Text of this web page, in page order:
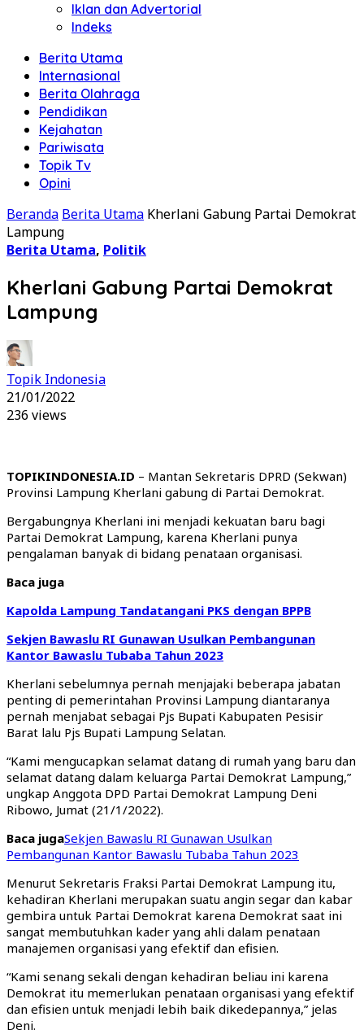
Iklan dan Advertorial
Indeks
Berita Utama
Internasional
Berita Olahraga
Pendidikan
Kejahatan
Pariwisata
Topik Tv
Opini
Beranda Berita Utama Kherlani Gabung Partai Demokrat
Lampung
Berita Utama, Politik
Kherlani Gabung Partai Demokrat
Lampung
Topik Indonesia
21/01/2022
236 views
TOPIKINDONESIA.ID – Mantan Sekretaris DPRD (Sekwan)
Provinsi Lampung Kherlani gabung di Partai Demokrat.
Bergabungnya Kherlani ini menjadi kekuatan baru bagi
Partai Demokrat Lampung, karena Kherlani punya
pengalaman banyak di bidang penataan organisasi.
Baca juga
Kapolda Lampung Tandatangani PKS dengan BPPB
Sekjen Bawaslu RI Gunawan Usulkan Pembangunan
Kantor Bawaslu Tubaba Tahun 2023
Kherlani sebelumnya pernah menjajaki beberapa jabatan
penting di pemerintahan Provinsi Lampung diantaranya
pernah menjabat sebagai Pjs Bupati Kabupaten Pesisir
Barat lalu Pjs Bupati Lampung Selatan.
“Kami mengucapkan selamat datang di rumah yang baru dan
selamat datang dalam keluarga Partai Demokrat Lampung,”
ungkap Anggota DPD Partai Demokrat Lampung Deni
Ribowo, Jumat (21/1/2022).
Baca jugaSekjen Bawaslu RI Gunawan Usulkan
Pembangunan Kantor Bawaslu Tubaba Tahun 2023
Menurut Sekretaris Fraksi Partai Demokrat Lampung itu,
kehadiran Kherlani merupakan suatu angin segar dan kabar
gembira untuk Partai Demokrat karena Demokrat saat ini
sangat membutuhkan kader yang ahli dalam penataan
manajemen organisasi yang efektif dan efisien.
“Kami senang sekali dengan kehadiran beliau ini karena
Demokrat itu memerlukan penataan organisasi yang efektif
dan efisien untuk menjadi lebih baik dikedepannya,” jelas
Deni.